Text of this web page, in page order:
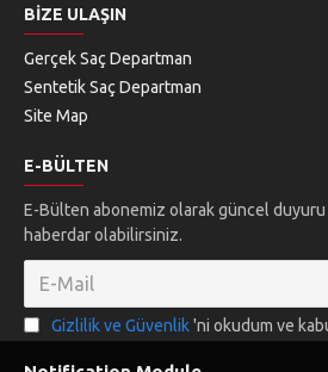
BIZE ULAŞIN
Gerçek Saç Departman
Sentetik Saç Departman
Site Map
E-BÜLTEN
E-Bülten abonemiz olarak güncel duyuru
haberdar olabilirsiniz.
Gizlilik ve Güvenlik'ni okudum ve